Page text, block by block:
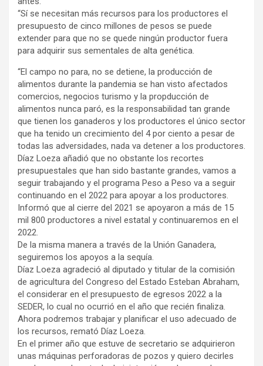
“Sí se necesitan más recursos para los productores el
presupuesto de cinco millones de pesos se puede
extender para que no se quede ningún productor fuera
para adquirir sus sementales de alta genética.
“El campo no para, no se detiene, la producción de
alimentos durante la pandemia se han visto afectados
comercios, negocios turismo y la propducción de
alimentos nunca paró, es la responsabilidad tan grande
que tienen los ganaderos y los productores el único sector
que ha tenido un crecimiento del 4 por ciento a pesar de
todas las adversidades, nada va detener a los productores.
Díaz Loeza añadió que no obstante los recortes
presupuestales que han sido bastante grandes, vamos a
seguir trabajando y el programa Peso a Peso va a seguir
continuando en el 2022 para apoyar a los productores.
Informó que al cierre del 2021 se apoyaron a más de 15
mil 800 productores a nivel estatal y continuaremos en el
2022.
De la misma manera a través de la Unión Ganadera,
seguiremos los apoyos a la sequía.
Díaz Loeza agradeció al diputado y titular de la comisión
de agricultura del Congreso del Estado Esteban Abraham,
el considerar en el presupuesto de egresos 2022 a la
SEDER, lo cual no ocurrió en el año que recién finaliza.
Ahora podremos trabajar y planificar el uso adecuado de
los recursos, remató Díaz Loeza.
En el primer año que estuve de secretario se adquirieron
unas máquinas perforadoras de pozos y quiero decirles